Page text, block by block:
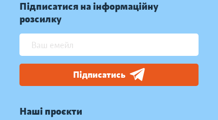
Підписатися на інформаційну
розсилку
Підписатись
Наші проєкти